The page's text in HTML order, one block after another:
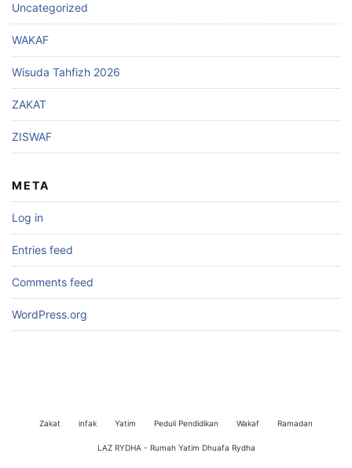
Uncategorized
WAKAF
Wisuda Tahfizh 2026
ZAKAT
ZISWAF
META
Log in
Entries feed
Comments feed
WordPress.org
Zakat infak Yatim Peduli Pendidikan Wakaf Ramadan
LAZ RYDHA - Rumah Yatim Dhuafa Rydha